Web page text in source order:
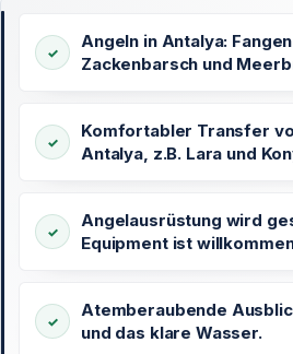
Angeln in Antalya:
Zackenbarsch und
Komfortabler Transfer
Antalya, z.B. Lara und
Angelausrüstung wird
Equipment ist
Atemberaubende
und das klare Wasser.